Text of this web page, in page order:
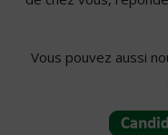
Vous pouvez aussi